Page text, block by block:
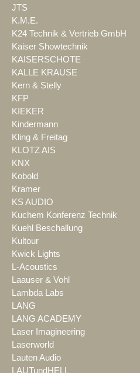
JTS
K.M.E.
K24 Technik & Vertrieb GmbH
Kaiser Showtechnik
KAISERSCHOTE
KALLE KRAUSE
Kern & Stelly
KFP
KIEKER
Kindermann
Kling & Freitag
KLOTZ AIS
KNX
Kobold
Kramer
KS AUDIO
Kuchem Konferenz Technik
Kuehl Beschallung
Kultour
Kwick Lights
L-Acoustics
Laauser & Vohl
Lambda Labs
LANG
LANG ACADEMY
Laser Imagineering
Laserworld
Lauten Audio
LAUTundHELL